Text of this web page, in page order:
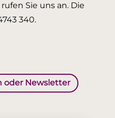
Sie uns an. Die
340.
oder Newsletter